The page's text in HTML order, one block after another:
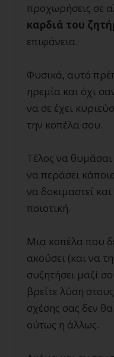
προχωρήσεις σε
καρδιά του
επιφάνεια.
Φυσικά, αυτό
ηρεμία και όχι
να σε έχει
την κοπέλα σου.
Τέλος να θυμάσαι
να περάσει
να δοκιμαστεί
ποιοτική.
Μια κοπέλα που
ακούσει (και να
συζητήσει μαζί
βρείτε λύση
σχέσης σας δεν
ούτως η άλλως.